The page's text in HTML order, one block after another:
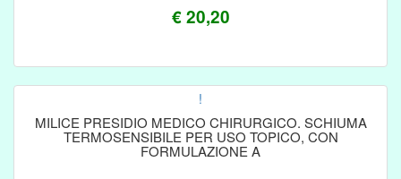
€ 20,20
!
MILICE PRESIDIO MEDICO CHIRURGICO. SCHIUMA
TERMOSENSIBILE PER USO TOPICO, CON
FORMULAZIONE A